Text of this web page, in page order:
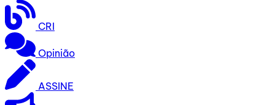
CRI
Opinião
ASSINE